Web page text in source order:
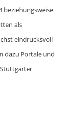
beziehungsweise
als
eindrucksvoll
dazu Portale und